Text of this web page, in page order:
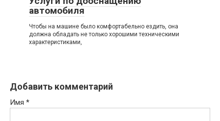
автомобиля
Чтобы на машине было комфортабельно ездить, она
должна обладать не только хорошими техническими
характеристиками,
Добавить комментарий
Имя *